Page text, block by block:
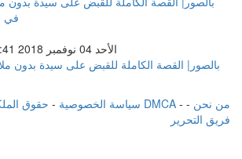
الأحد 04 نوفمبر 2018 12:41 مساءً
بالصور| القصة الكاملة للقبض على سيدة بدون
سياسة الخصوصية - حقوق الملكية الفكرية DMCA - من نحن -
فريق التحرير